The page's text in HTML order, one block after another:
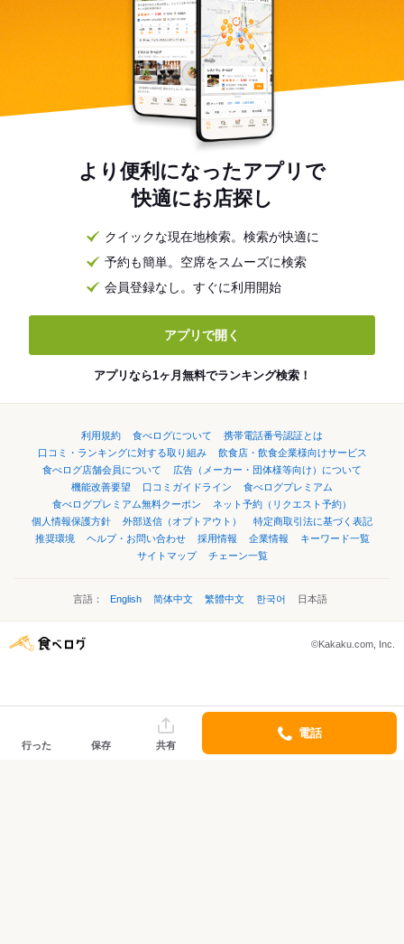
より便利になったアプリで
快適にお店探し
クイックな現在地検索。検索が快適に
予約も簡単。空席をスムーズに検索
会員登録なし。すぐに利用開始
アプリで開く
アプリなら1ヶ月無料でランキング検索！
利用規約 食べログについて
携帯電話番号認証とは
口コミ・ランキングに対する取り組み
飲食店・飲食企業様向けサービス
食べログ店舗会員について
広告（メーカー・団体様等向け）について
機能改善要望
口コミガイドライン
食べログプレミアム
食べログプレミアム無料クーポン
ネット予約（リクエスト予約）
個人情報保護方針
外部送信（オプトアウト）
特定商取引法に基づく表記
推奨環境
ヘルプ・お問い合わせ 採用情報 企業情報
キーワード一覧
サイトマップ
チェーン一覧
言語： English 简体中文 繁體中文 한국어 日本語
©Kakaku.com, Inc.
行った 保存 共有
電話